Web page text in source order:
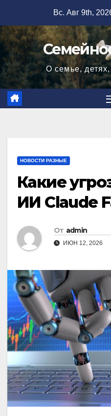
содержимому
Вс. Авг 9th,
О семье,
НОВОСТИ РАЗНЫЕ
Какие
ИИ Claude
От admin
ИЮН 12, 2026